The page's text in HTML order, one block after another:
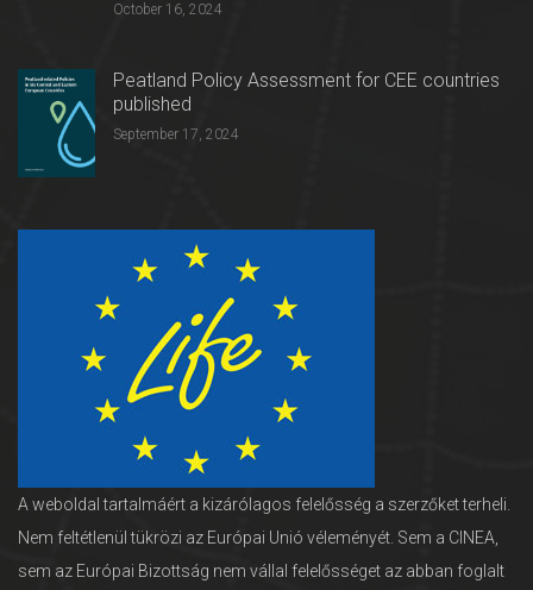
October 16, 2024
Peatland Policy Assessment for CEE countries
published
September 17, 2024
A weboldal tartalmáért a kizárólagos felelősség a szerzőket terheli.
Nem feltétlenül tükrözi az Európai Unió véleményét. Sem a CINEA,
sem az Európai Bizottság nem vállal felelősséget az abban foglalt